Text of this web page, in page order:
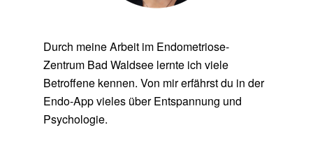
Durch meine Arbeit im Endometriose-
Zentrum Bad Waldsee lernte ich viele
Betroffene kennen. Von mir erfährst du in der
Endo-App vieles über Entspannung und
Psychologie.